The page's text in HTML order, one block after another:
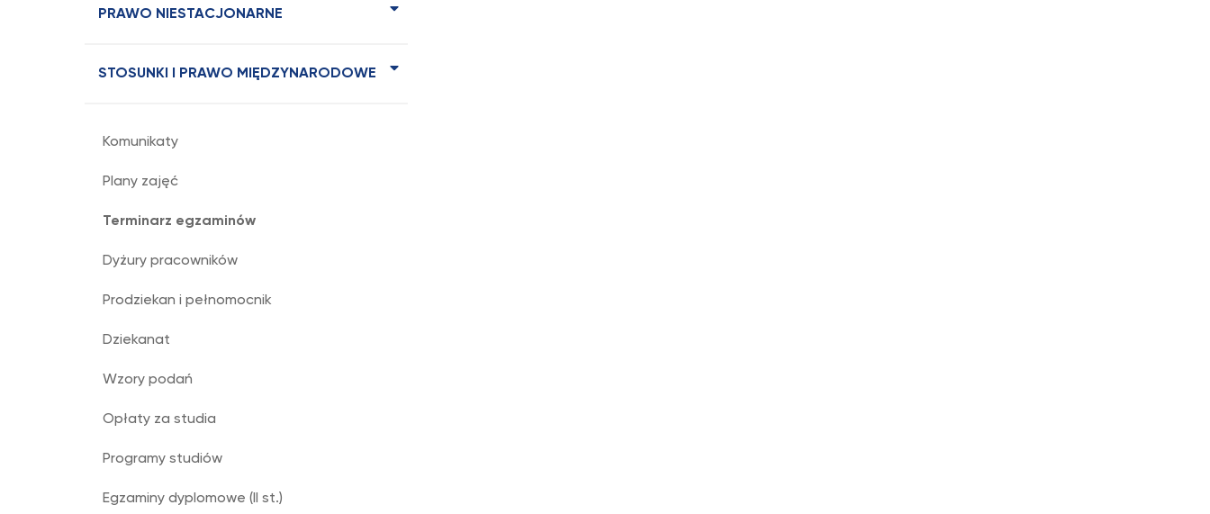
PRAWO NIESTACJONARNE
STOSUNKI I PRAWO MIĘDZYNARODOWE
Komunikaty
Plany zajęć
Terminarz egzaminów
Dyżury pracowników
Prodziekan i pełnomocnik
Dziekanat
Wzory podań
Opłaty za studia
Programy studiów
Egzaminy dyplomowe (II st.)